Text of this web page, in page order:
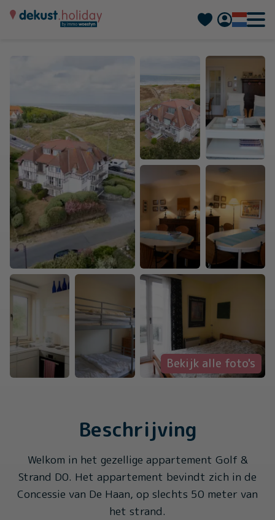
Français
Bekijk alle foto's
Beschrijving
Welkom in het gezellige appartement Golf &
Strand D0. Het appartement bevindt zich in de
Concessie van De Haan, op slechts 50 meter van
het strand.